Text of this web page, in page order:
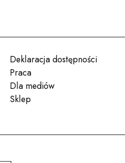
Deklaracja dostępności
Praca
Dla mediów
Sklep